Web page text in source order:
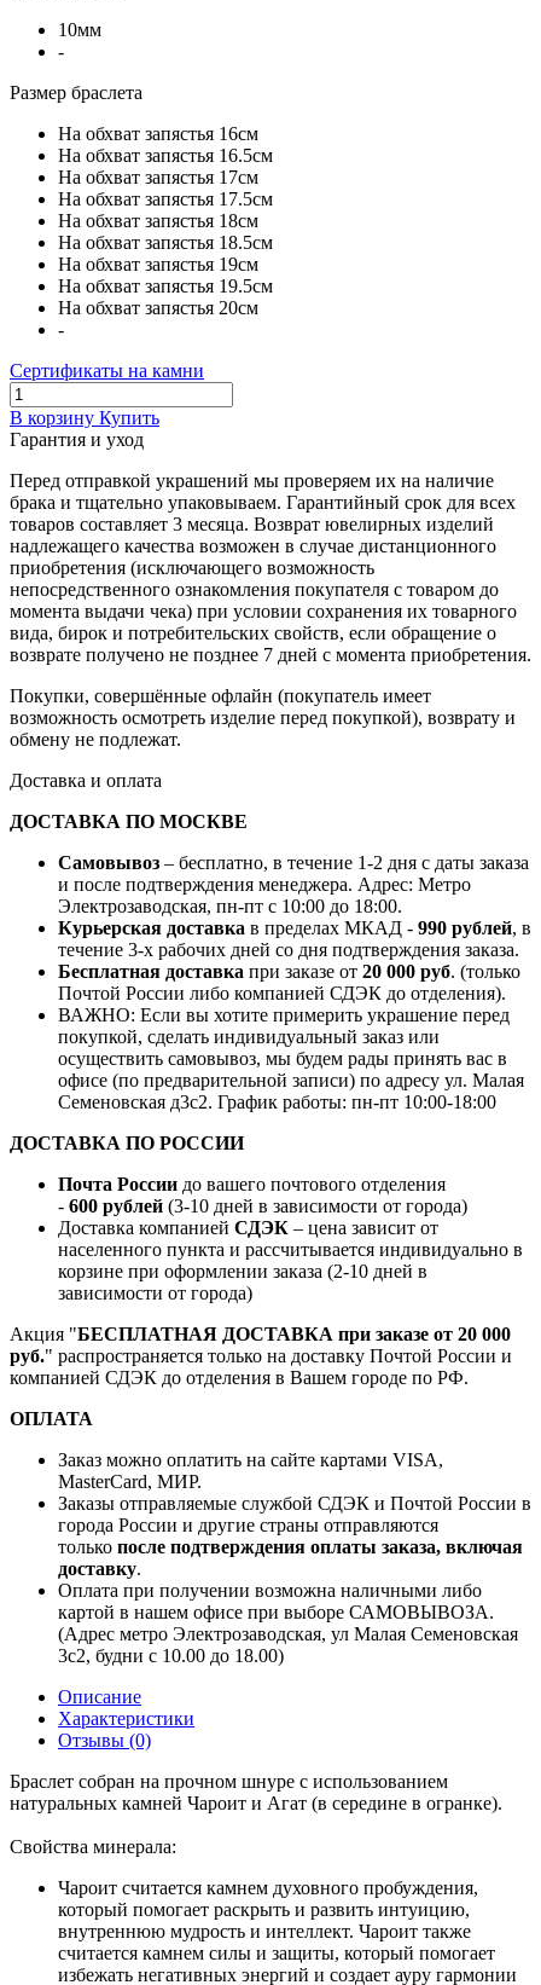
10мм
-
Размер браслета
На обхват запястья 16см
На обхват запястья 16.5см
На обхват запястья 17см
На обхват запястья 17.5см
На обхват запястья 18см
На обхват запястья 18.5см
На обхват запястья 19см
На обхват запястья 19.5см
На обхват запястья 20см
-
Сертификаты на камни
В корзину Купить
Гарантия и уход
Перед отправкой украшений мы проверяем их на наличие
брака и тщательно упаковываем. Гарантийный срок для всех
товаров составляет 3 месяца. Возврат ювелирных изделий
надлежащего качества возможен в случае дистанционного
приобретения (исключающего возможность
непосредственного ознакомления покупателя с товаром до
момента выдачи чека) при условии сохранения их товарного
вида, бирок и потребительских свойств, если обращение о
возврате получено не позднее 7 дней с момента приобретения.
Покупки, совершённые офлайн (покупатель имеет
возможность осмотреть изделие перед покупкой), возврату и
обмену не подлежат.
Доставка и оплата
ДОСТАВКА ПО МОСКВЕ
Самовывоз – бесплатно, в течение 1-2 дня с даты заказа
и после подтверждения менеджера. Адрес: Метро
Электрозаводская, пн-пт с 10:00 до 18:00.
Курьерская доставка в пределах МКАД - 990 рублей, в
течение 3-х рабочих дней со дня подтверждения заказа.
Бесплатная доставка при заказе от 20 000 руб. (только
Почтой России либо компанией СДЭК до отделения).
ВАЖНО: Если вы хотите примерить украшение перед
покупкой, сделать индивидуальный заказ или
осуществить самовывоз, мы будем рады принять вас в
офисе (по предварительной записи) по адресу ул. Малая
Семеновская д3с2. График работы: пн-пт 10:00-18:00
ДОСТАВКА ПО РОССИИ
Почта России до вашего почтового отделения
- 600 рублей (3-10 дней в зависимости от города)
Доставка компанией СДЭК – цена зависит от
населенного пункта и рассчитывается индивидуально в
корзине при оформлении заказа (2-10 дней в
зависимости от города)
Акция "БЕСПЛАТНАЯ ДОСТАВКА при заказе от 20 000
руб." распространяется только на доставку Почтой России и
компанией СДЭК до отделения в Вашем городе по РФ.
ОПЛАТА
Заказ можно оплатить на сайте картами VISA,
MasterCard, МИР.
Заказы отправляемые службой СДЭК и Почтой России в
города России и другие страны отправляются
только после подтверждения оплаты заказа, включая
доставку.
Оплата при получении возможна наличными либо
картой в нашем офисе при выборе САМОВЫВОЗА.
(Адрес метро Электрозаводская, ул Малая Семеновская
3с2, будни с 10.00 до 18.00)
Описание
Характеристики
Отзывы (0)
Браслет собран на прочном шнуре с использованием
натуральных камней Чароит и Агат (в середине в огранке).
Свойства минерала:
Чароит считается камнем духовного пробуждения,
который помогает раскрыть и развить интуицию,
внутреннюю мудрость и интеллект. Чароит также
считается камнем силы и защиты, который помогает
избежать негативных энергий и создает ауру гармонии